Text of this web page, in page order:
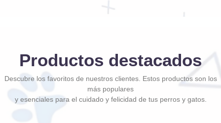
Productos destacados
Descubre los favoritos de nuestros clientes. Estos productos son los
más populares
y esenciales para el cuidado y felicidad de tus perros y gatos.